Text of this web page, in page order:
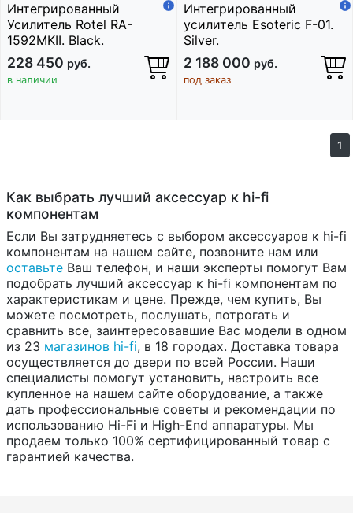
Интегрированный
Усилитель Rotel RA-
1592MKII. Black.
228 450 руб.
в наличии
Интегрированный
усилитель Esoteric F-01.
Silver.
2 188 000 руб.
под заказ
1
Как выбрать лучший аксессуар к hi-fi
компонентам
Если Вы затрудняетесь с выбором аксессуаров к hi-fi
компонентам на нашем сайте, позвоните нам или
оставьте Ваш телефон, и наши эксперты помогут Вам
подобрать лучший аксессуар к hi-fi компонентам по
характеристикам и цене. Прежде, чем купить, Вы
можете посмотреть, послушать, потрогать и
сравнить все, заинтересовавшие Вас модели в одном
из 23 магазинов hi-fi, в 18 городах. Доставка товара
осуществляется до двери по всей России. Наши
специалисты помогут установить, настроить все
купленное на нашем сайте оборудование, а также
дать профессиональные советы и рекомендации по
использованию Hi-Fi и High-End аппаратуры. Мы
продаем только 100% сертифицированный товар с
гарантией качества.